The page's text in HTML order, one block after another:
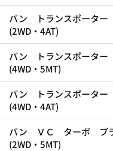
バン トランスポーター
(2WD・4AT)
バン トランスポーター
(4WD・5MT)
バン トランスポーター
(4WD・4AT)
バン ＶＣ ターボ ブラ
(2WD・5MT)